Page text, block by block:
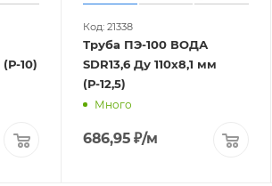
SDR17 Ду 110х6,6 мм (Р-10)
Код: 21338
Труба ПЭ-100 ВОДА
SDR13,6 Ду 110х8,1 мм
(Р-12,5)
Много
686,95 ₽/м